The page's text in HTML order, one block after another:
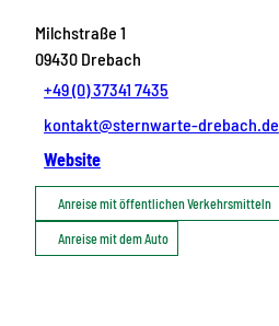
Milchstraße 1
09430 Drebach
+49 (0) 37341 7435
kontakt@sternwarte-drebach.de
Website
Anreise mit öffentlichen Verkehrsmitteln
Anreise mit dem Auto